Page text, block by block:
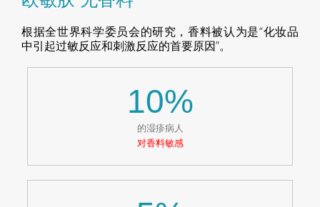
根据全世界科学委员会的研究，香料被认为是“化妆品
中引起过敏反应和刺激反应的首要原因”。
10%
的湿疹病人
对香料敏感